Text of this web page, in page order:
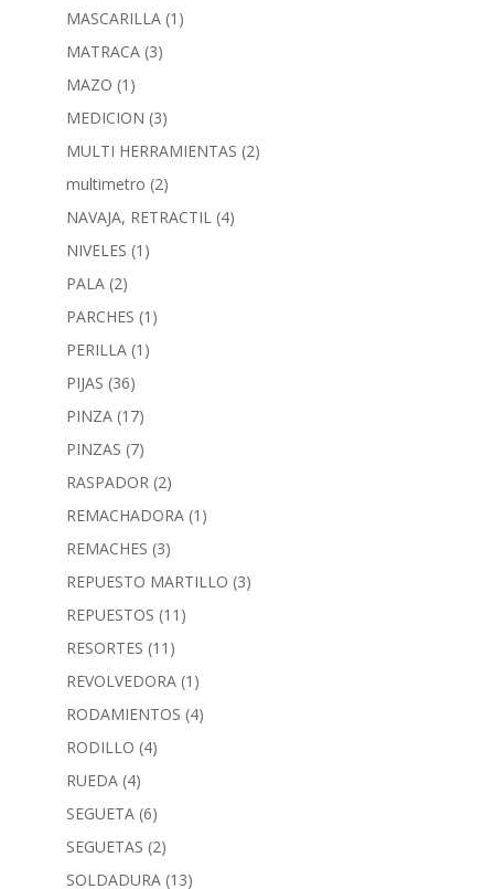
MASCARILLA (1)
MATRACA (3)
MAZO (1)
MEDICION (3)
MULTI HERRAMIENTAS (2)
multimetro (2)
NAVAJA, RETRACTIL (4)
NIVELES (1)
PALA (2)
PARCHES (1)
PERILLA (1)
PIJAS (36)
PINZA (17)
PINZAS (7)
RASPADOR (2)
REMACHADORA (1)
REMACHES (3)
REPUESTO MARTILLO (3)
REPUESTOS (11)
RESORTES (11)
REVOLVEDORA (1)
RODAMIENTOS (4)
RODILLO (4)
RUEDA (4)
SEGUETA (6)
SEGUETAS (2)
SOLDADURA (13)